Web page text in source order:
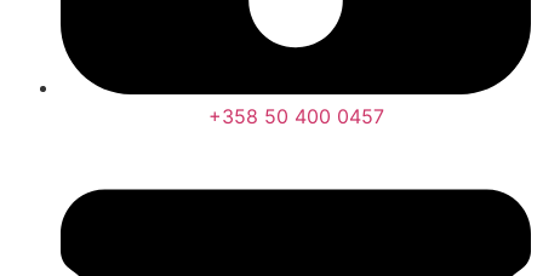
+358 50 400 0457